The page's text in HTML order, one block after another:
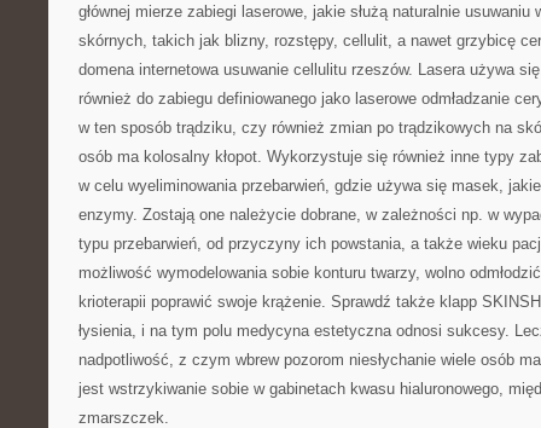
głównej mierze zabiegi laserowe, jakie służą naturalnie
skórnych, takich jak blizny, rozstępy, cellulit, a nawet grzybicę
domena internetowa usuwanie cellulitu rzeszów. Lasera używa
również do zabiegu definiowanego jako laserowe odmładzanie
w ten sposób trądziku, czy również zmian po trądzikowych na
osób ma kolosalny kłopot. Wykorzystuje się również inne typy
w celu wyeliminowania przebarwień, gdzie używa się masek,
enzymy. Zostają one należycie dobrane, w zależności np. w
typu przebarwień, od przyczyny ich powstania, a także wieku
możliwość wymodelowania sobie konturu twarzy, wolno
krioterapii poprawić swoje krążenie. Sprawdź także klapp
łysienia, i na tym polu medycyna estetyczna odnosi sukcesy.
nadpotliwość, z czym wbrew pozorom niesłychanie wiele osób
jest wstrzykiwanie sobie w gabinetach kwasu hialuronowego,
zmarszczek.